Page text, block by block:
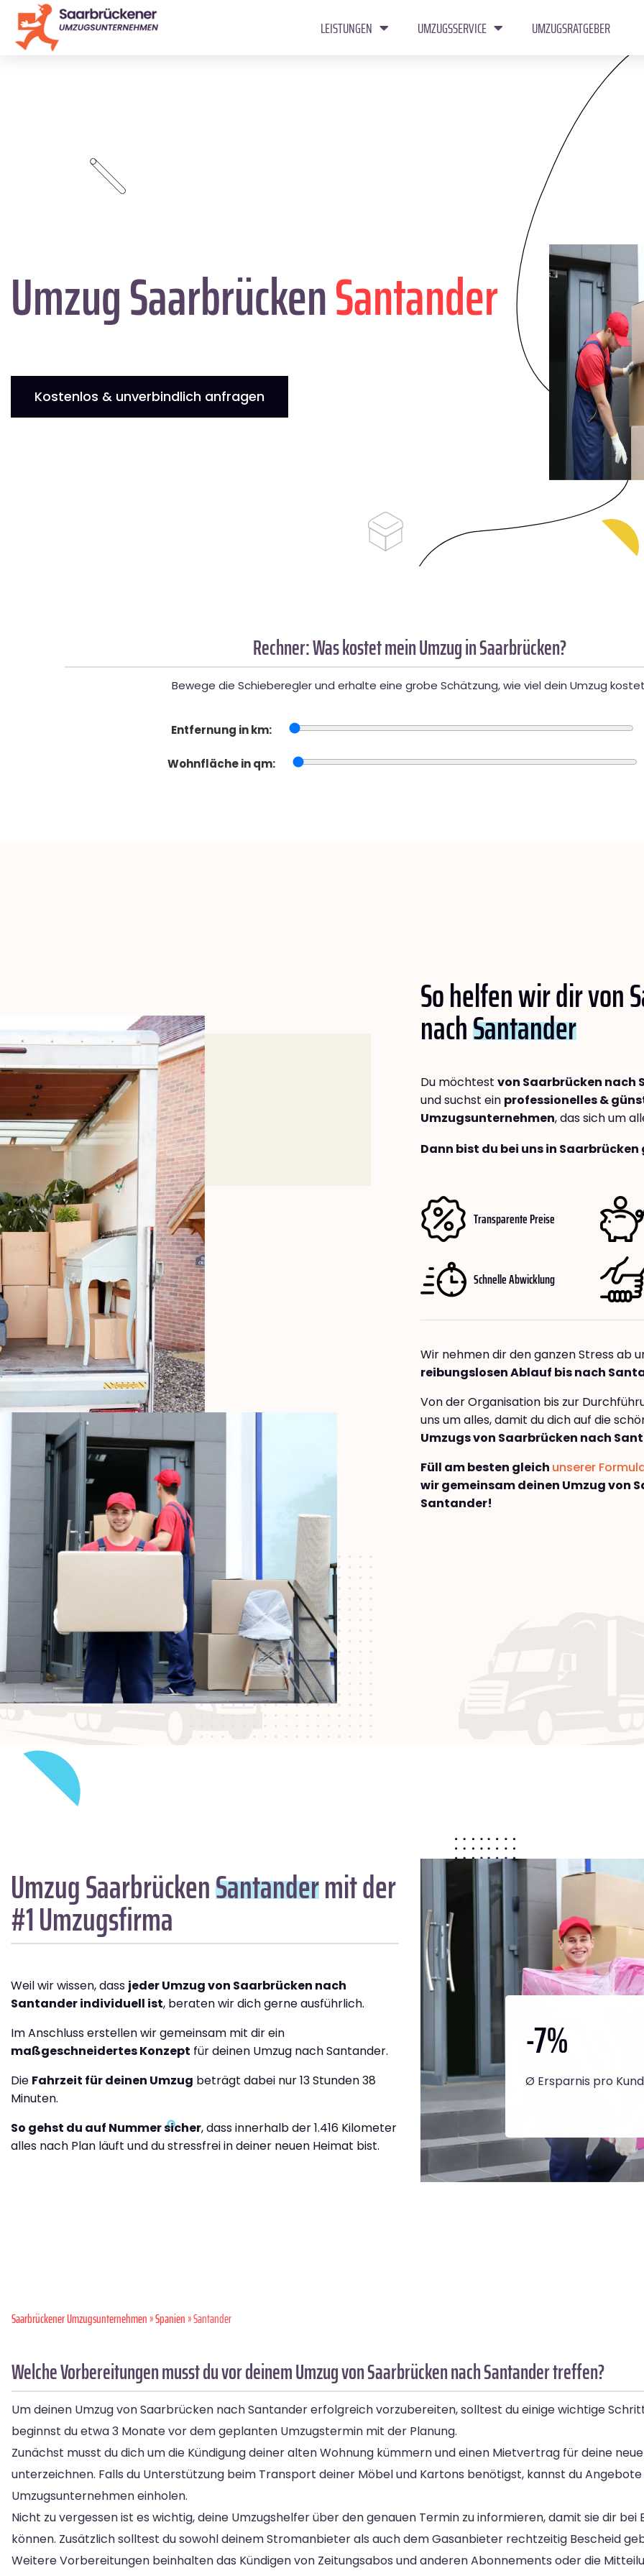
LEISTUNGEN UMZUGSSERVICE UMZUGSRATGEBER
Umzug SaarbrückenSantander
Kostenlos & unverbindlich anfragen
Rechner: Was kostet mein Umzug in Saarbrücken?
Bewege die Schieberegler und erhalte eine grobe Schätzung, wie viel dein Umzug
Entfernung in km:
Wohnfläche in qm:
So helfen wir dir von
nachSantander
Du möchtest von Saarbrücken nach
und suchst ein professionelles &
Umzugsunternehmen, das sich um
Dann bist du bei uns in
Transparente Preise
Schnelle Abwicklung
Wir nehmen dir den ganzen Stress ab
reibungslosen Ablauf bis nach
Von der Organisation bis zur
uns um alles, damit du dich auf die
Umzugs von Saarbrücken nach
Füll am besten gleich unserer
wir gemeinsam deinen Umzug von
Santander!
Umzug SaarbrückenSantandermit der
#1 Umzugsfirma
Weil wir wissen, dass jeder Umzug von Saarbrücken nach
Santander individuell ist, beraten wir dich gerne ausführlich.
Im Anschluss erstellen wir gemeinsam mit dir ein
maßgeschneidertes Konzept für deinen Umzug nach Santander.
Die Fahrzeit für deinen Umzug beträgt dabei nur 13 Stunden 38
Minuten.
So gehst du auf Nummer sicher, dass innerhalb der 1.416 Kilometer
alles nach Plan läuft und du stressfrei in deiner neuen Heimat bist.
-7%
Ø Ersparnis pro
Saarbrückener Umzugsunternehmen»Spanien» Santander
Welche Vorbereitungen musst du vor deinem Umzug von Saarbrücken nach Santander treffen?
Um deinen Umzug von Saarbrücken nach Santander erfolgreich vorzubereiten, solltest du einige wichtige
beginnst du etwa 3 Monate vor dem geplanten Umzugstermin mit der Planung.
Zunächst musst du dich um die Kündigung deiner alten Wohnung kümmern und einen Mietvertrag für deine
unterzeichnen. Falls du Unterstützung beim Transport deiner Möbel und Kartons benötigst, kannst du
Umzugsunternehmen einholen.
Nicht zu vergessen ist es wichtig, deine Umzugshelfer über den genauen Termin zu informieren, damit sie dir bei
können. Zusätzlich solltest du sowohl deinem Stromanbieter als auch dem Gasanbieter rechtzeitig Bescheid
Weitere Vorbereitungen beinhalten das Kündigen von Zeitungsabos und anderen Abonnements oder die